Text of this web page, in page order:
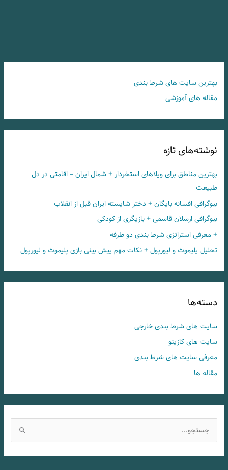
بهترین سایت های شرط بندی
مقاله های آموزشی
نوشته‌های تازه
بهترین مناطق برای ویلاهای استخردار + شمال ایران – اقامتی در دل
طبیعت
بیوگرافی افسانه بایگان + دختر شایسته ایران قبل از انقلاب
بیوگرافی ارسلان قاسمی + بازیگری از کودکی
+ معرفی استراتژی شرط بندی دو طرفه
تحلیل پلیموث و لیورپول + نکات مهم پیش بینی بازی پلیموث و لیورپول
دسته‌ها
سایت های شرط بندی خارجی
سایت های کازینو
معرفی سایت های شرط بندی
مقاله ها